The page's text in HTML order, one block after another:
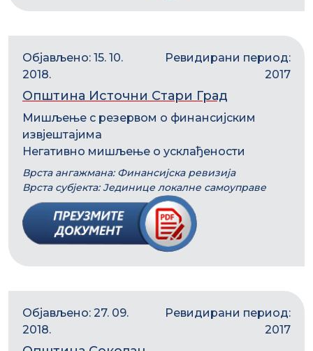
Објављено: 15. 10.
2018.
Ревидирани период:
2017
Општина Источни Стари Град
Мишљење с резервом о финансијским
извјештајима
Негативно мишљење о усклађености
Врста ангажмана: Финансијска ревизија
Врста субјекта: Јединице локалне самоуправе
Објављено: 27. 09.
2018.
Ревидирани период:
2017